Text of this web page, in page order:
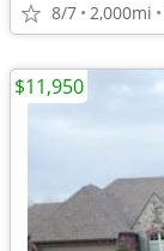
8/7 2,000mi
$11,950